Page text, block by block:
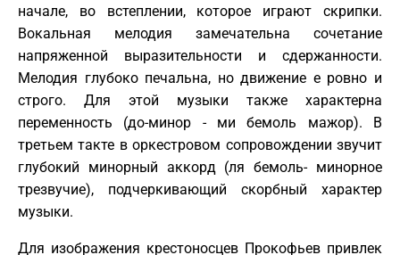
начале, во встеплении, которое играют скрипки.
Вокальная мелодия замечательна сочетание
напряженной выразительности и сдержанности.
Мелодия глубоко печальна, но движение е ровно и
строго. Для этой музыки также характерна
переменность (до-минор - ми бемоль мажор). В
третьем такте в оркестровом сопровождении звучит
глубокий минорный аккорд (ля бемоль- минорное
трезвучие), подчеркивающий скорбный характер
музыки.
Для изображения крестоносцев Прокофьев привлек